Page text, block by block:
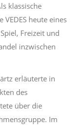
klassische
heute eines
Freizeit und
inzwischen
erläuterte in
des
über die
Im